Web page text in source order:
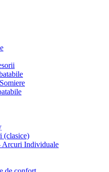
(clasice)
Arcuri Individuale